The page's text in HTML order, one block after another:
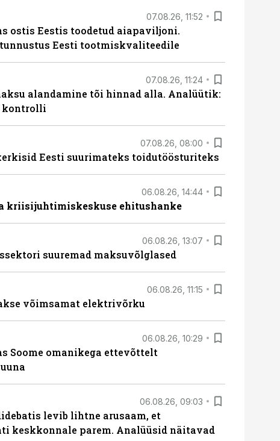
07.08.26, 11:52
ostis Eestis toodetud aiapaviljoni.
tunnustus Eesti tootmiskvaliteedile
07.08.26, 11:24
alandamine tõi hinnad alla. Analüütik:
kontrolli
07.08.26, 08:00
Eesti suurimateks toidutöösturiteks
06.08.26, 14:44
kriisijuhtimiskeskuse ehitushanke
06.08.26, 13:07
suuremad maksuvõlglased
06.08.26, 11:15
võimsamat elektrivõrku
06.08.26, 10:29
Soome omanikega ettevõttelt
06.08.26, 09:03
levib lihtne arusaam, et
keskkonnale parem. Analüüsid näitavad